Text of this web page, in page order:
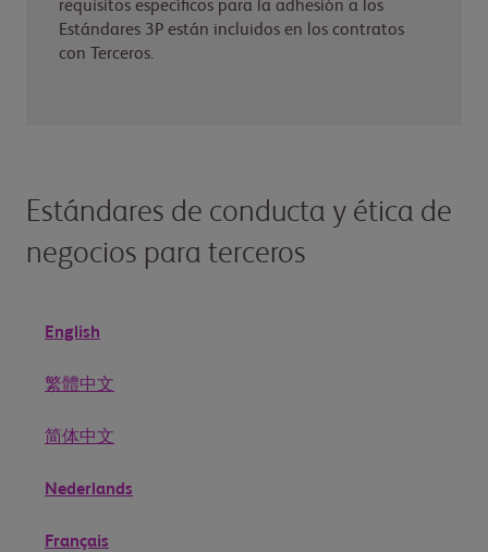
requisitos específicos para la adhesión a los
Estándares 3P están incluidos en los contratos
con Terceros.
Estándares de conducta y ética de
negocios para terceros
English
繁體中文
简体中文
Nederlands
Français